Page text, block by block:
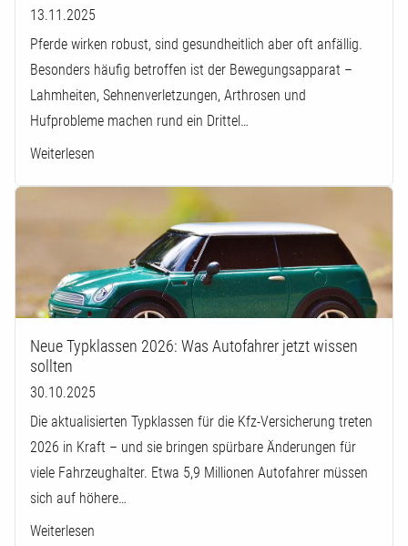
13.11.2025
Pferde wirken robust, sind gesundheitlich aber oft anfällig.
Besonders häufig betroffen ist der Bewegungsapparat –
Lahmheiten, Sehnenverletzungen, Arthrosen und
Hufprobleme machen rund ein Drittel…
Weiterlesen
Neue Typklassen 2026: Was Autofahrer jetzt wissen
sollten
30.10.2025
Die aktualisierten Typklassen für die Kfz-Versicherung treten
2026 in Kraft – und sie bringen spürbare Änderungen für
viele Fahrzeughalter. Etwa 5,9 Millionen Autofahrer müssen
sich auf höhere…
Weiterlesen